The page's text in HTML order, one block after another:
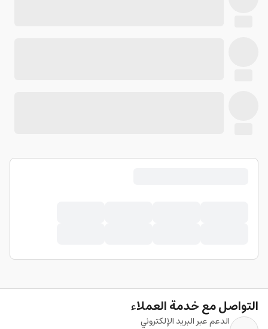
التواصل مع خدمة العملاء
الدعم عبر البريد الإلكتروني